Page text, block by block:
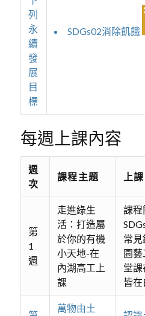
列
永
續
發
展
目
標
SDGs02消除飢餓
每週上課內容
週
次
課程主題 上
第
1
週
走進綠生
活：打造屬
於你的有機
小天地-在
內湖高工上
課
課程
常
園
堂
皆
萬物由土